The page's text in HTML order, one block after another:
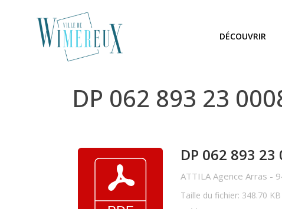
DÉCOUVRIR
DP 062 893 23
DP 062 893 23
ATTILA Agence Arras -
Taille du fichier: 348.70 KB